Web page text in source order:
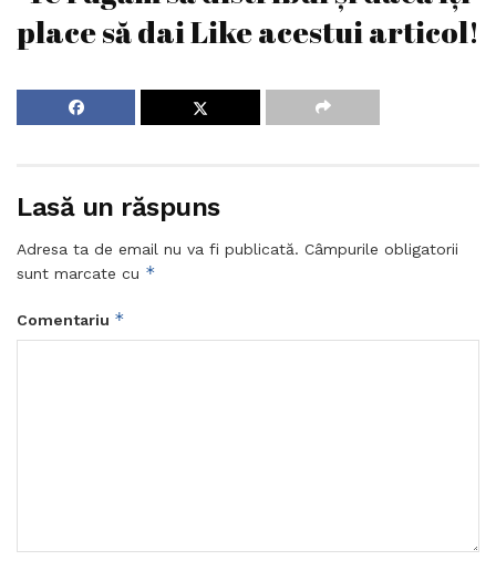
place să dai Like acestui articol!
Lasă un răspuns
Adresa ta de email nu va fi publicată. Câmpurile obligatorii
sunt marcate cu *
Comentariu *